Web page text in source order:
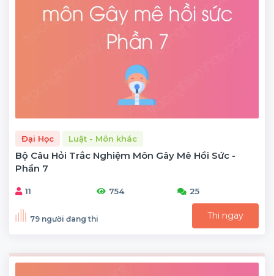
Đại Học Luật - Môn khác
Bộ Câu Hỏi Trắc Nghiệm Môn Gây Mê Hồi Sức -
Phần 7
11 754 25
79 người đang thi Thi ngay